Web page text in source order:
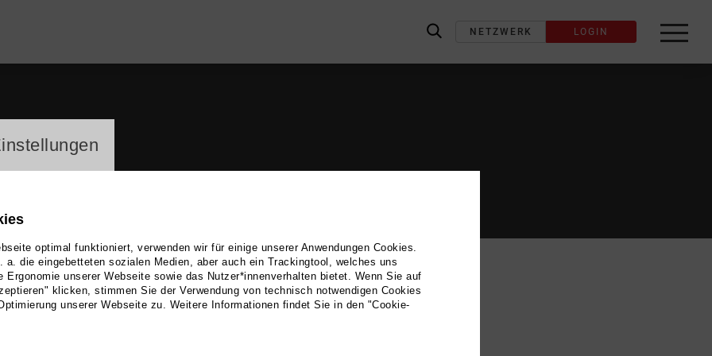
label_search
NETZWERK LOGIN
Gärtig
optimal funktioniert, verwenden wir für einige unserer Anwendungen Cookies.
a. die eingebetteten sozialen Medien, aber auch ein Trackingtool, welches uns
Ergonomie unserer Webseite sowie das Nutzer*innenverhalten bietet. Wenn Sie auf
klicken, stimmen Sie der Verwendung von technisch notwendigen Cookies
unserer Webseite zu. Weitere Informationen findet Sie in den "Cookie-